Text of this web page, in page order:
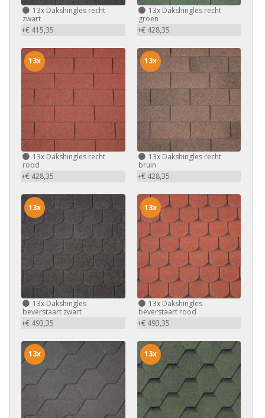
13x Dakshingles recht
zwart
+€ 415,35
13xDakshingles recht
groen
+€ 428,35
13x Dakshingles recht
rood
+€ 428,35
13x
13xDakshingles recht
bruin
+€ 428,35
13x
13x Dakshingles
beverstaart zwart
+€ 493,35
13x
13xDakshingles
beverstaart rood
+€ 493,35
13x
13x 13x